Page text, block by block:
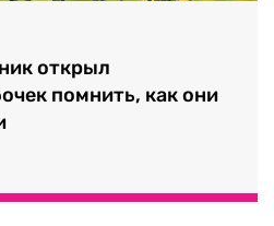
открыл
помнить, как они